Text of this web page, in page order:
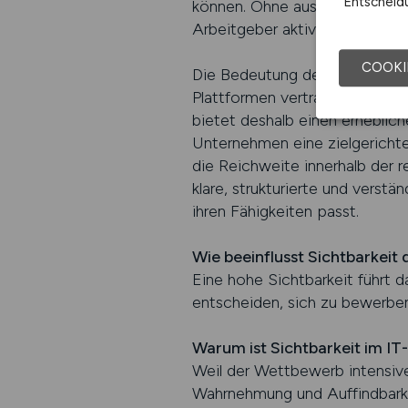
können. Ohne ausreichende
Arbeitgeber aktiv dafür
Die Bedeutung der
Plattformen vertrauen, wenn
bietet deshalb einen
Unternehmen eine
die Reichweite innerhalb der
klare, strukturierte und
ihren Fähigkeiten passt.
Wie beeinflusst Sichtbarkeit
Eine hohe Sichtbarkeit führt
entscheiden, sich zu
Warum ist Sichtbarkeit im
Weil der Wettbewerb
Wahrnehmung und